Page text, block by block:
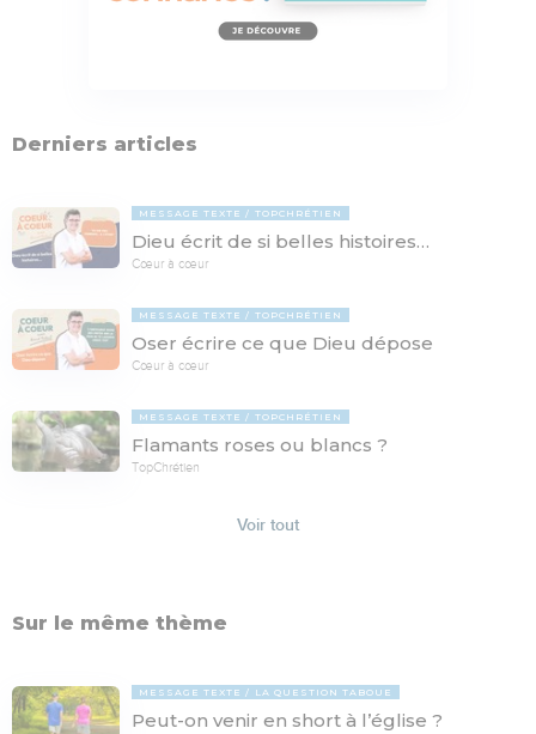
Derniers articles
MESSAGE TEXTE TOPCHRÉTIEN
Dieu écrit de si belles histoires…
Cœur à cœur
MESSAGE TEXTE TOPCHRÉTIEN
Oser écrire ce que Dieu dépose
Cœur à cœur
MESSAGE TEXTE TOPCHRÉTIEN
Flamants roses ou blancs ?
TopChrétien
Voir tout
Sur le même thème
MESSAGE TEXTE LA QUESTION TABOUE
Peut-on venir en short à l’église ?